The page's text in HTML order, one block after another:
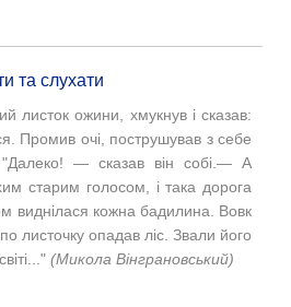
та слухати
листок ожини, хмукнув і сказав:
Промив очі, пострушував з себе
"Далеко! — сказав він собі.— А
старим голосом, і така дорога
виднілася кожна бадилина. Вовк
листочку опадав ліс. Звали його
(Микола Вінграновський)